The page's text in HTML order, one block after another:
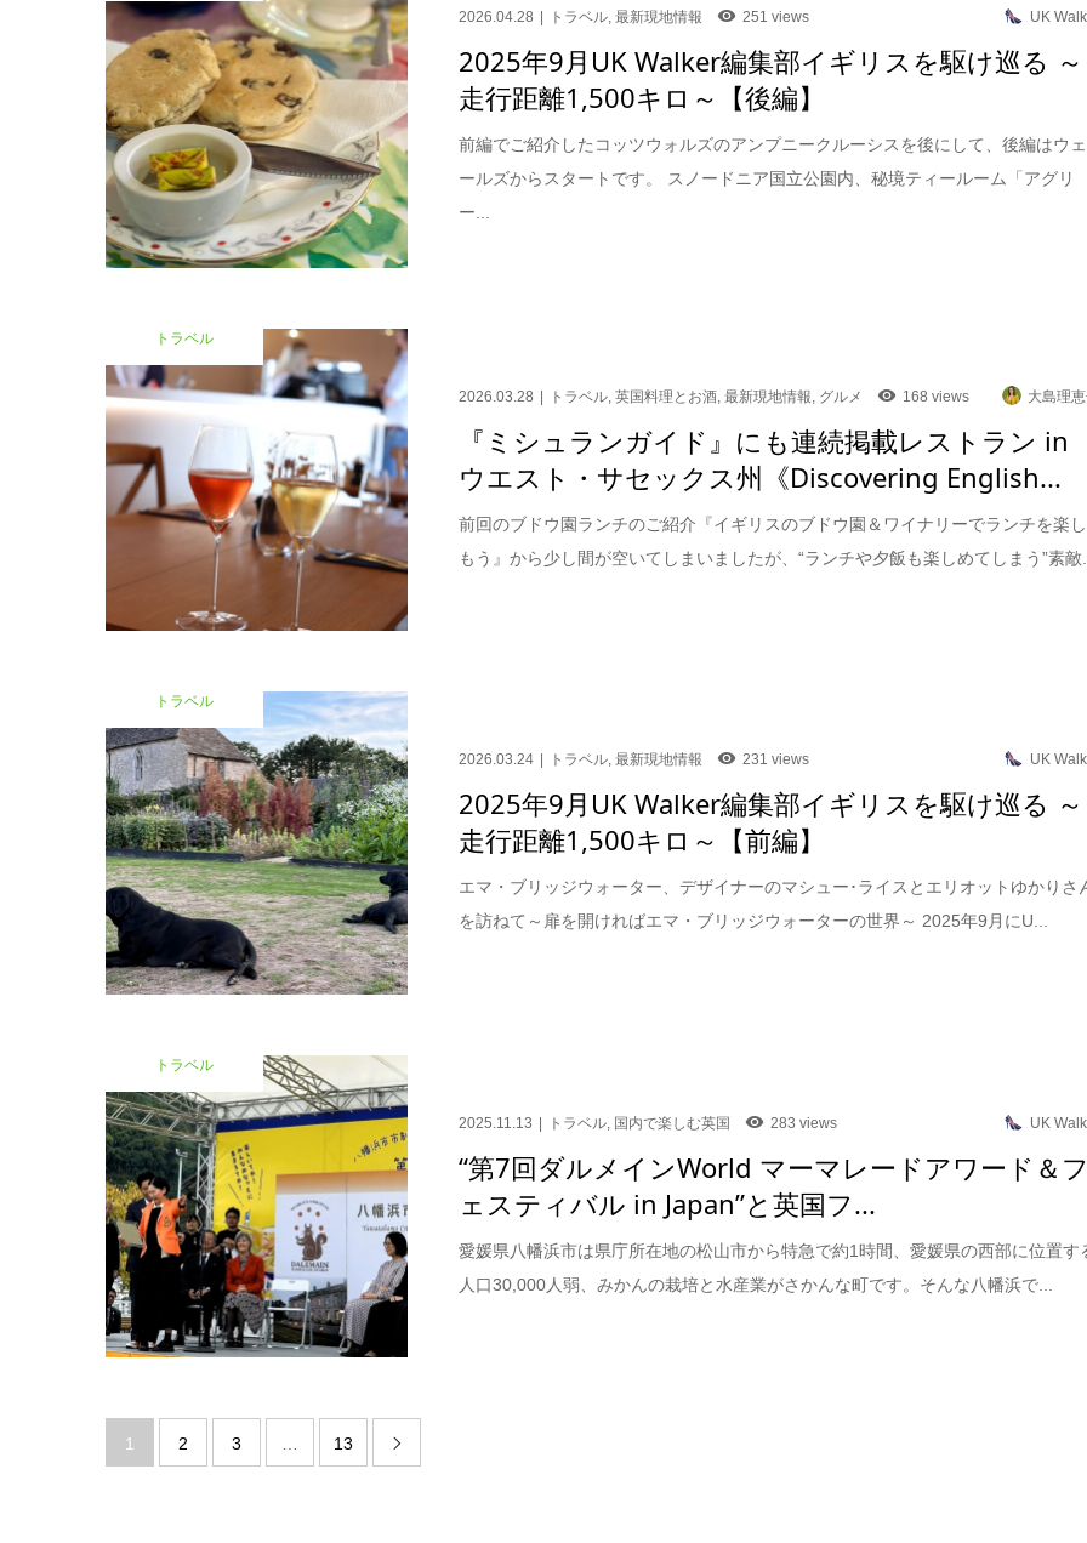
2026.04.28 トラベル ,最新現地情報 251 views UK
2025年9月UK Walker編集部イギリスを駆け巡る ～
走行距離1,500キロ～【後編】
前編でご紹介したコッツウォルズのアンプニークルーシスを後にして、後編はウェ
ールズからスタートです。 スノードニア国立公園内、秘境ティールーム「アグリ
ー...
トラベル
2026.03.28 トラベル,英国料理とお酒,最新現地情報, グルメ 168 views 大島理
『ミシュランガイド』にも連続掲載レストラン in
ウエスト・サセックス州《Discovering English...
前回のブドウ園ランチのご紹介『イギリスのブドウ園＆ワイナリーでランチを楽し
もう』から少し間が空いてしまいましたが、“ランチや夕飯も楽しめてしまう”素敵...
トラベル
2026.03.24 トラベル,最新現地情報 231 views UK
2025年9月UK Walker編集部イギリスを駆け巡る ～
走行距離1,500キロ～【前編】
エマ・ブリッジウォーター、デザイナーのマシュー･ライスとエリオットゆかりさ
を訪ねて～扉を開ければエマ・ブリッジウォーターの世界～ 2025年9月にU...
トラベル
2025.11.13 トラベル 国内で楽しむ英国 283 views UK
“第7回ダルメインWorld マーマレードアワード＆フ
ェスティバル in Japan”と英国フ...
愛媛県八幡浜市は県庁所在地の松山市から特急で約1時間、愛媛県の西部に位置す
人口30,000人弱、みかんの栽培と水産業がさかんな町です。そんな八幡浜で...
1 2 3 13 